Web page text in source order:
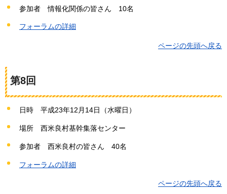
参加者 情報化関係の皆さん 10名
フォーラムの詳細
ページの先頭へ戻る
第8回
日時 平成23年12月14日（水曜日）
場所 西米良村基幹集落センター
参加者 西米良村の皆さん 40名
フォーラムの詳細
ページの先頭へ戻る